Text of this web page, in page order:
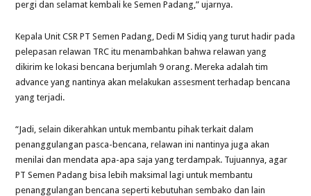
pergi dan selamat kembali ke Semen Padang,” ujarnya.
Kepala Unit CSR PT Semen Padang, Dedi M Sidiq yang turut hadir pada
pelepasan relawan TRC itu menambahkan bahwa relawan yang
dikirim ke lokasi bencana berjumlah 9 orang. Mereka adalah tim
advance yang nantinya akan melakukan assesment terhadap bencana
yang terjadi.
“Jadi, selain dikerahkan untuk membantu pihak terkait dalam
penanggulangan pasca-bencana, relawan ini nantinya juga akan
menilai dan mendata apa-apa saja yang terdampak. Tujuannya, agar
PT Semen Padang bisa lebih maksimal lagi untuk membantu
penanggulangan bencana seperti kebutuhan sembako dan lain